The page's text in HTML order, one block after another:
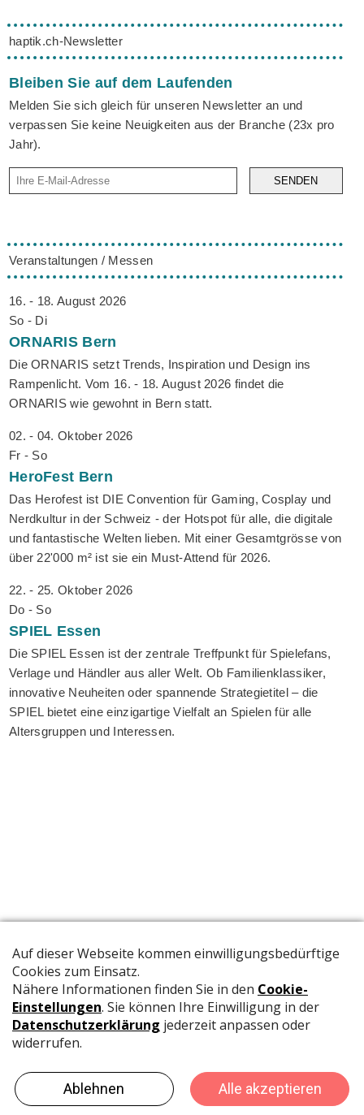
haptik.ch-Newsletter
Bleiben Sie auf dem Laufenden
Melden Sie sich gleich für unseren Newsletter an und
verpassen Sie keine Neuigkeiten aus der Branche (23x pro
Jahr).
SENDEN
Veranstaltungen / Messen
16. - 18. August 2026
So - Di
ORNARIS Bern
Die ORNARIS setzt Trends, Inspiration und Design ins
Rampenlicht. Vom 16. - 18. August 2026 findet die
ORNARIS wie gewohnt in Bern statt.
02. - 04. Oktober 2026
Fr - So
HeroFest Bern
Das Herofest ist DIE Convention für Gaming, Cosplay und
Nerdkultur in der Schweiz - der Hotspot für alle, die digitale
und fantastische Welten lieben. Mit einer Gesamtgrösse von
über 22'000 m² ist sie ein Must-Attend für 2026.
22. - 25. Oktober 2026
Do - So
SPIEL Essen
Die SPIEL Essen ist der zentrale Treffpunkt für Spielefans,
Verlage und Händler aus aller Welt. Ob Familienklassiker,
innovative Neuheiten oder spannende Strategietitel – die
SPIEL bietet eine einzigartige Vielfalt an Spielen für alle
Altersgruppen und Interessen.
Die offizielle Publikation der Schweizer Papeterien informiert
Meldungen aus der Branche.